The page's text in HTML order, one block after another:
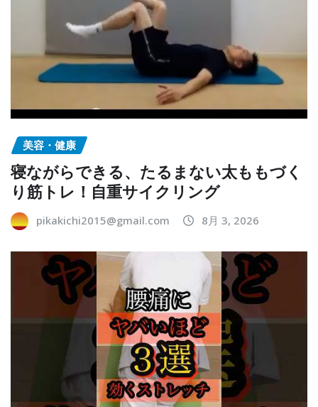
美容・健康
寝ながらできる、たるまない太ももづく
り筋トレ！自重サイクリング
pikakichi2015@gmail.com 8月 3, 2026